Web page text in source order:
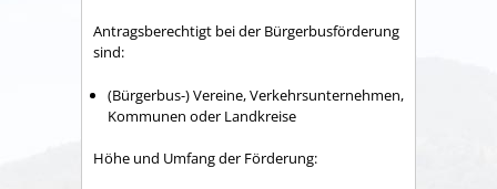
Antragsberechtigt bei der Bürgerbusförderung
sind:
(Bürgerbus-) Vereine, Verkehrsunternehmen,
Kommunen oder Landkreise
Höhe und Umfang der Förderung: